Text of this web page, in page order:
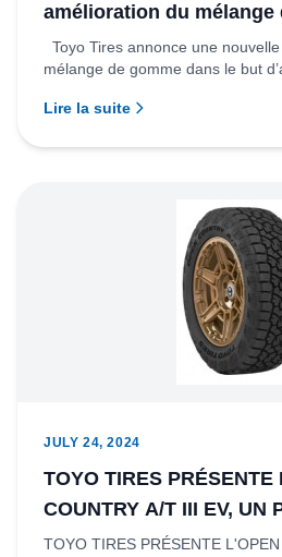
amélioration du mélange
le but d’augmenter le
pneus régionaux et long
camions
Toyo Tires annonce une
mélange de gomme dans le but
Lire la suite
JULY 24, 2024
TOYO TIRES PRÉSENTE
COUNTRY A/T III EV, UN
TERRAIN POUR
TOYO TIRES PRÉSENTE